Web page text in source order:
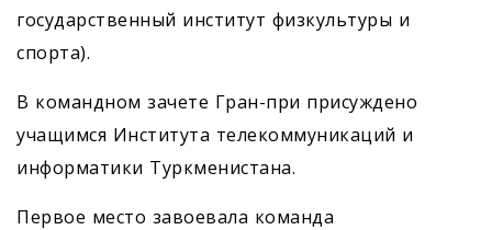
государственный институт физкультуры и
спорта).
В командном зачете Гран-при присуждено
учащимся Института телекоммуникаций и
информатики Туркменистана.
Первое место завоевала команда